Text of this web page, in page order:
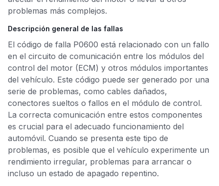
problemas más complejos.
Descripción general de las fallas
El código de falla P0600 está relacionado con un fallo
en el circuito de comunicación entre los módulos del
control del motor (ECM) y otros módulos importantes
del vehículo. Este código puede ser generado por una
serie de problemas, como cables dañados,
conectores sueltos o fallos en el módulo de control.
La correcta comunicación entre estos componentes
es crucial para el adecuado funcionamiento del
automóvil. Cuando se presenta este tipo de
problemas, es posible que el vehículo experimente un
rendimiento irregular, problemas para arrancar o
incluso un estado de apagado repentino.